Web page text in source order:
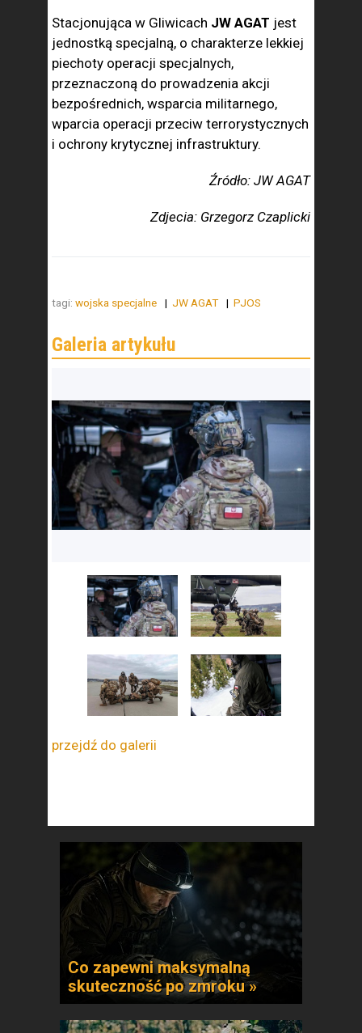
Stacjonująca w Gliwicach JW AGAT jest
jednostką specjalną, o charakterze lekkiej
piechoty operacji specjalnych,
przeznaczoną do prowadzenia akcji
bezpośrednich, wsparcia militarnego,
wparcia operacji przeciw terrorystycznych
i ochrony krytycznej infrastruktury.
Źródło: JW AGAT
Zdjecia: Grzegorz Czaplicki
tagi: wojska specjalne JW AGAT PJOS
przejdź do galerii
Co zapewni maksymalną
skuteczność po zmroku »